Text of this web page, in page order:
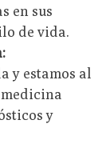
en sus
de vida.
y estamos al
y